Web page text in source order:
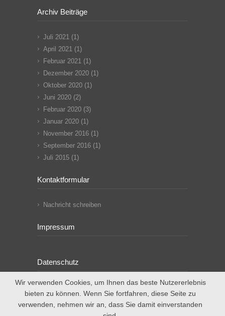
Archiv Beiträge
Juli 2021 (1)
April 2021 (1)
Februar 2021 (1)
Dezember 2020 (1)
Oktober 2020 (1)
Juni 2020 (2)
Februar 2020 (3)
Januar 2020 (1)
November 2016 (1)
September 2016 (1)
Juli 2015 (1)
Kontaktformular
Nachricht schreiben
Impressum
Datenschutz
Wir verwenden Cookies, um Ihnen das beste Nutzererlebnis
bieten zu können. Wenn Sie fortfahren, diese Seite zu
verwenden, nehmen wir an, dass Sie damit einverstanden